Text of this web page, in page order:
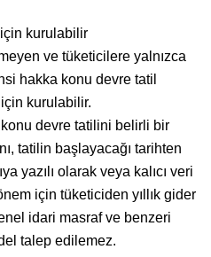
kurulabilir
ve tüketicilere yalnızca
hakka konu devre tatil
kurulabilir.
devre tatilini belirli bir
tatilin başlayacağı tarihten
yazılı olarak veya kalıcı veri
için tüketiciden yıllık gider
idari masraf ve benzeri
talep edilemez.